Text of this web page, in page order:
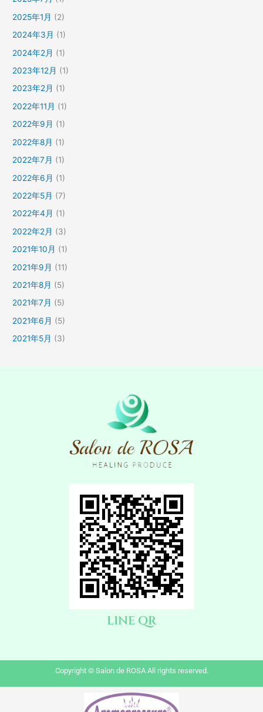
2025年1月 (2)
2024年3月 (1)
2024年2月 (1)
2023年12月 (1)
2023年2月 (1)
2022年11月 (1)
2022年9月 (1)
2022年8月 (1)
2022年7月 (1)
2022年6月 (1)
2022年5月 (7)
2022年4月 (1)
2022年2月 (3)
2021年10月 (1)
2021年9月 (11)
2021年8月 (5)
2021年7月 (5)
2021年6月 (5)
2021年5月 (3)
LINE QR
Copyright © Salon de ROSA All rights reserved.